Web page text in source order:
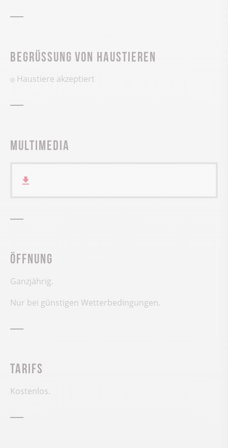
Begrüssung von Haustieren
Haustiere akzeptiert
Multimedia
Öffnung
Ganzjährig.
Nur bei günstigen Wetterbedingungen.
Tarifs
Kostenlos.